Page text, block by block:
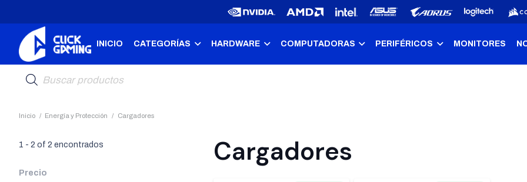
INICIO CATEGORÍAS HARDWARE COMPUTADORAS PERIFÉRICOS MONITORES
de
productos
Inicio / Energía y Protección / Cargadores
1 - 2 of 2 encontrados
Precio
Cargadores